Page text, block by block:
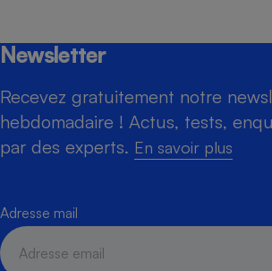
Newsletter
Recevez gratuitement notre
hebdomadaire ! Actus, tests,
par des experts. En savoir plus
Adresse mail